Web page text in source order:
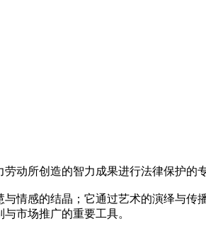
动所创造的智力成果进行法律保护的
情感的结晶；它通过艺术的演绎与
市场推广的重要工具。